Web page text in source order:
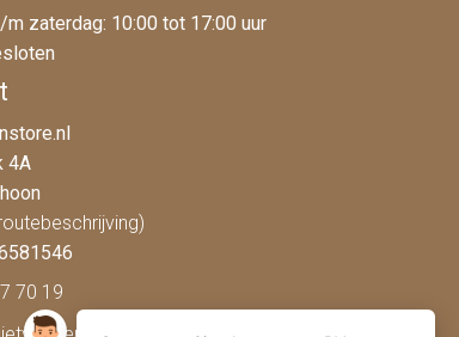
m zaterdag: 10:00 tot 17:00 uur
4A
70 19